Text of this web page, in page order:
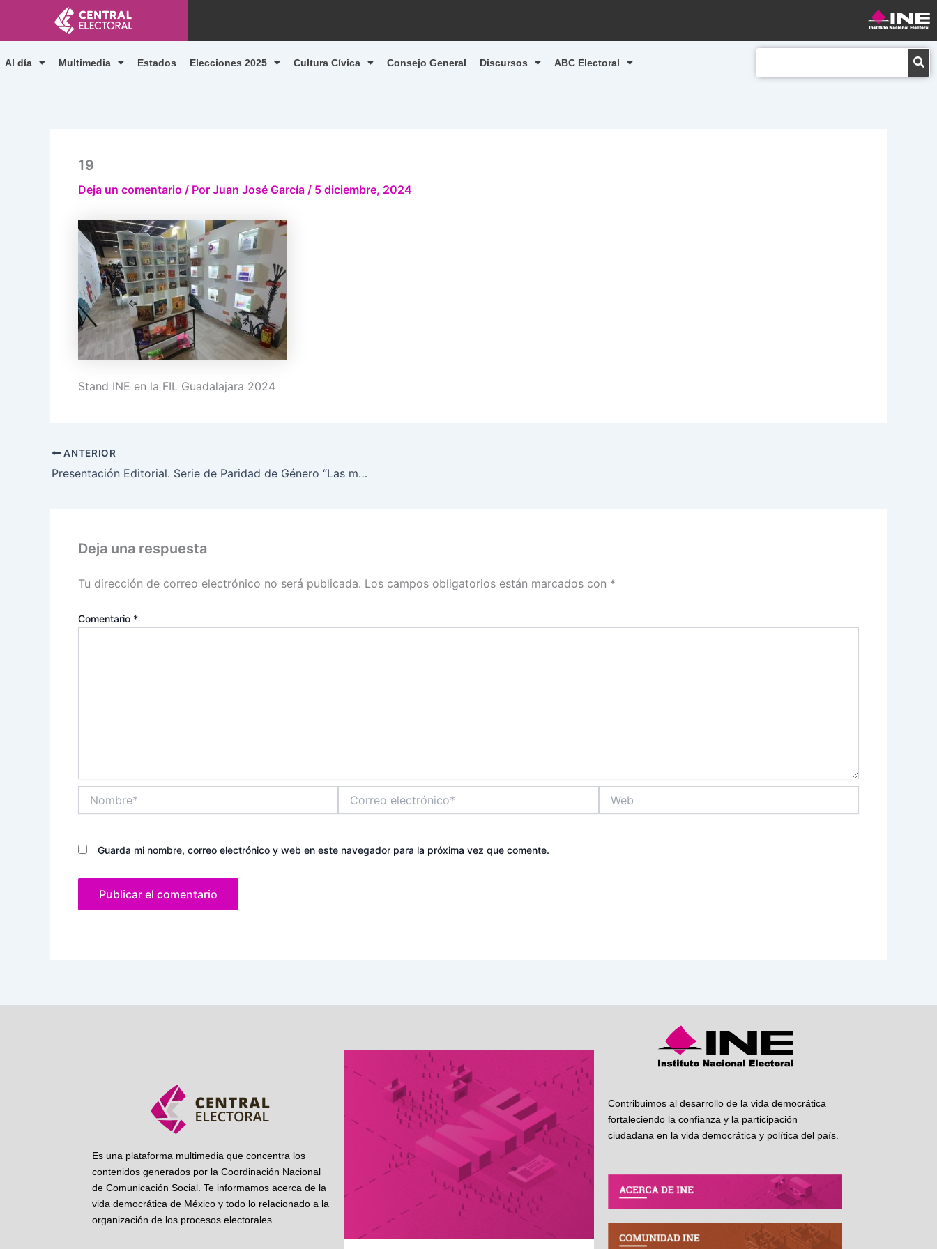
contenido
Al día Multimedia Estados Elecciones 2025 Cultura Cívica Consejo General Discursos ABC Electoral
19
Deja un comentario / Por Juan José García / 5 diciembre, 2024
Stand INE en la FIL Guadalajara 2024
ANTERIOR
Presentación Editorial. Serie de Paridad de Género “Las mujeres en la cámara de diputados de México; de la representación descriptiva a la distribución del poder de género” en el marco de la Feria Internacional del Libro (FIL) Guadalajara 2024
Deja una respuesta
Tu dirección de correo electrónico no será publicada. Los campos obligatorios están marcados con *
Comentario *
electrónico*
Guarda mi nombre, correo electrónico y web en este navegador para la próxima vez que comente.
Es una plataforma multimedia que concentra los
contenidos generados por la Coordinación Nacional
de Comunicación Social. Te informamos acerca de la
vida democrática de México y todo lo relacionado a la
organización de los procesos electorales
Contribuimos al desarrollo de la vida democrática
fortaleciendo la confianza y la participación
ciudadana en la vida democrática y política del país.